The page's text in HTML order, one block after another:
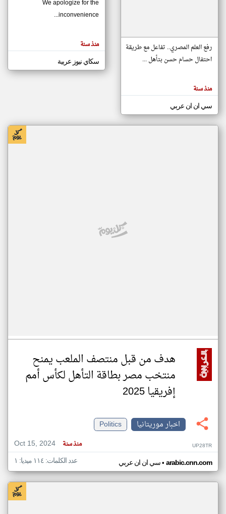
مصادر الأخبار من موريتانيا
اخبار موريتانيا على مدار الساعة
أهم اخبار موريتانيا العاجلة والمباشرة
المقالات
الموجوده
هنا عن
رفع العلم المصري.. تفاعل مع طريقة
احتفال حسام حسن بتأهل ...
منذ سنة
سي ان ان عربي
We apologize for the
inconvenience...
منذ سنة
سكاي نيوز عربية
هدف من قبل منتصف الملعب يمنح
منتخب مصر بطاقة التأهل لكأس أمم
إفريقيا 2025
اخبار موريتانيا
Politics
Oct 15, 2024
منذ سنة UP28TR
سي ان ان عربي• arabic.cnn.com عدد الكلمات: ١١٤ ميديا: ١
klyoum.com